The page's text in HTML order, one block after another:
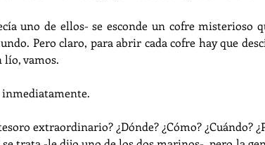
uno de ellos- se esconde un cofre misterioso
Pero claro, para abrir cada cofre hay que
lío, vamos.
inmediatamente.
extraordinario? ¿Dónde? ¿Cómo? ¿Cuándo?